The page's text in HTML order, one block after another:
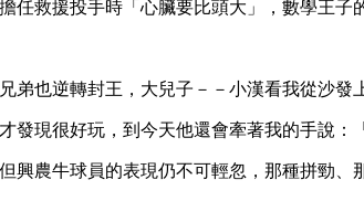
任救援投手時「心臟要比頭大」，數學王子
逆轉封王，大兒子－－小漢看我從沙發
發現很好玩，到今天他還會牽著我的手說：
興農牛球員的表現仍不可輕忽，那種拼勁、